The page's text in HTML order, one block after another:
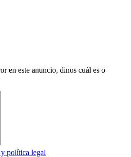
en este anuncio, dinos cuál es o
política legal